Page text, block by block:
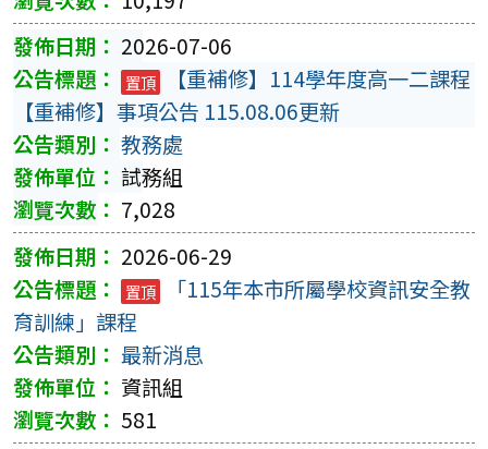
2026-07-06
置頂
【重補修】114學年度高一二課程
【重補修】事項公告 115.08.06更新
教務處
試務組
7,028
2026-06-29
置頂
「115年本市所屬學校資訊安全教
育訓練」課程
最新消息
資訊組
581